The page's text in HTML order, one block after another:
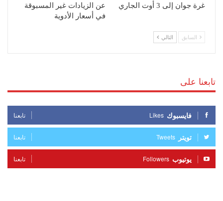
غرة جوان إلى 3 أوت الجاري
عن الزيادات غير المسبوقة
في أسعار الأدوية
السابق التالي
تابعنا على
فايسبوك Likes تابعنا
تويتر Tweets تابعنا
يوتيوب Followers تابعنا